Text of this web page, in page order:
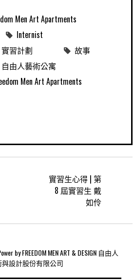
Men Art Apartments
Internist
實習計劃
故事
自由人藝術公寓
Men Art Apartments
實習生心得 | 第
8 屆實習生 戴
如伶
by FREEDOM MEN ART & DESIGN 自由人
設計股份有限公司